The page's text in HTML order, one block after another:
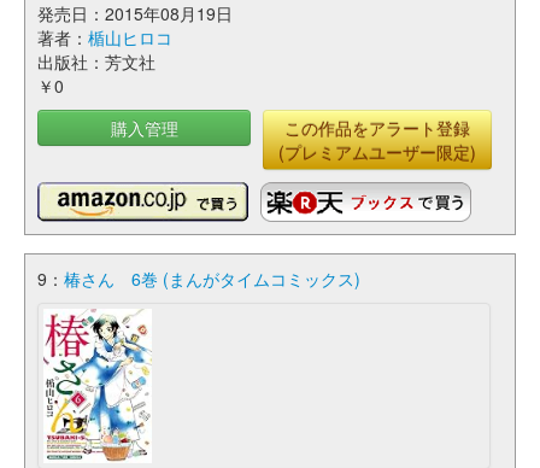
発売日：2015年08月19日
著者： 楯山ヒロコ
出版社：芳文社
￥0
購入管理
この作品をアラート登録
(プレミアムユーザー限定)
9： 椿さん 6巻 (まんがタイムコミックス)